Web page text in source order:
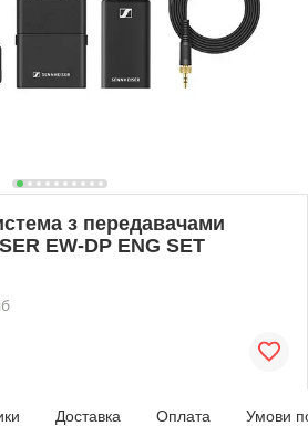
з передавачами
EW-DP ENG SET
Доставка Оплата Умови